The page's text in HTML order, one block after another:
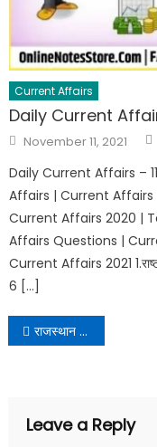
Current Affairs
Daily Current
November 11, 2021
Daily Current Affairs –
Affairs | Current Affairs
Current Affairs 2020 |
Affairs Questions |
Current Affairs 2021
6 […]
राजस्थान के सभी जिलों के जिला शुभंकर
Leave a Reply